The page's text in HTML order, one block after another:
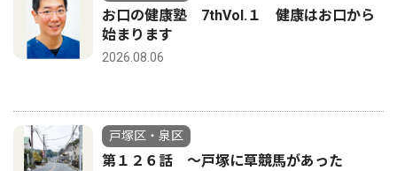
お口の健康塾 7thVol.１ 健康はお口から
始まります
2026.08.06
戸塚区・泉区
第１２６話 〜戸塚に草競馬があった